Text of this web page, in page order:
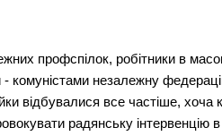
профспілок, робітники в
- комуністами незалежну
відбувалися все частіше, хоча
радянську інтервенцію